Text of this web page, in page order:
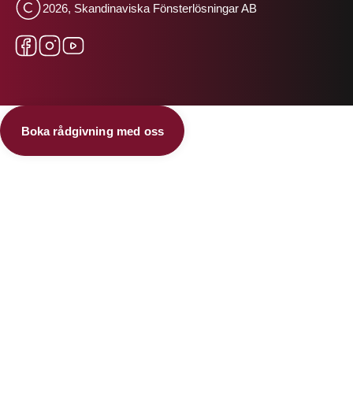
2026, Skandinaviska Fönsterlösningar AB
Boka rådgivning med oss